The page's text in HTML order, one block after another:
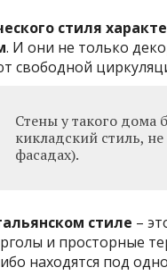
стиля
. И они не только
свободной
Стены у такого дома
кикладский стиль,
фасадах).
стиле –
и просторные
находятся под